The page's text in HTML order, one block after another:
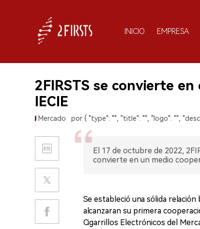
INICIO EMPRESA
2FIRSTS se convierte
IECIE
Mercado por { "type": "", "title": "", "logo": "",
El 17 de octubre de 2022,
convierte en un medio
Se estableció una sólida
alcanzaran su primera
Cigarrillos Electrónicos del